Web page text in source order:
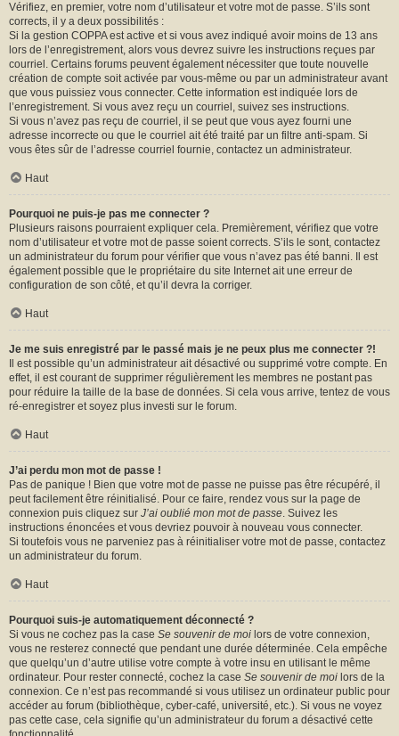
Vérifiez, en premier, votre nom d’utilisateur et votre mot de passe. S’ils sont
corrects, il y a deux possibilités :
Si la gestion COPPA est active et si vous avez indiqué avoir moins de 13 ans
lors de l’enregistrement, alors vous devrez suivre les instructions reçues par
courriel. Certains forums peuvent également nécessiter que toute nouvelle
création de compte soit activée par vous-même ou par un administrateur avant
que vous puissiez vous connecter. Cette information est indiquée lors de
l’enregistrement. Si vous avez reçu un courriel, suivez ses instructions.
Si vous n’avez pas reçu de courriel, il se peut que vous ayez fourni une
adresse incorrecte ou que le courriel ait été traité par un filtre anti-spam. Si
vous êtes sûr de l’adresse courriel fournie, contactez un administrateur.
Haut
Pourquoi ne puis-je pas me connecter ?
Plusieurs raisons pourraient expliquer cela. Premièrement, vérifiez que votre
nom d’utilisateur et votre mot de passe soient corrects. S’ils le sont, contactez
un administrateur du forum pour vérifier que vous n’avez pas été banni. Il est
également possible que le propriétaire du site Internet ait une erreur de
configuration de son côté, et qu’il devra la corriger.
Haut
Je me suis enregistré par le passé mais je ne peux plus me connecter ?!
Il est possible qu’un administrateur ait désactivé ou supprimé votre compte. En
effet, il est courant de supprimer régulièrement les membres ne postant pas
pour réduire la taille de la base de données. Si cela vous arrive, tentez de vous
ré-enregistrer et soyez plus investi sur le forum.
Haut
J’ai perdu mon mot de passe !
Pas de panique ! Bien que votre mot de passe ne puisse pas être récupéré, il
peut facilement être réinitialisé. Pour ce faire, rendez vous sur la page de
connexion puis cliquez sur J’ai oublié mon mot de passe. Suivez les
instructions énoncées et vous devriez pouvoir à nouveau vous connecter.
Si toutefois vous ne parveniez pas à réinitialiser votre mot de passe, contactez
un administrateur du forum.
Haut
Pourquoi suis-je automatiquement déconnecté ?
Si vous ne cochez pas la case Se souvenir de moi lors de votre connexion,
vous ne resterez connecté que pendant une durée déterminée. Cela empêche
que quelqu’un d’autre utilise votre compte à votre insu en utilisant le même
ordinateur. Pour rester connecté, cochez la case Se souvenir de moi lors de la
connexion. Ce n’est pas recommandé si vous utilisez un ordinateur public pour
accéder au forum (bibliothèque, cyber-café, université, etc.). Si vous ne voyez
pas cette case, cela signifie qu’un administrateur du forum a désactivé cette